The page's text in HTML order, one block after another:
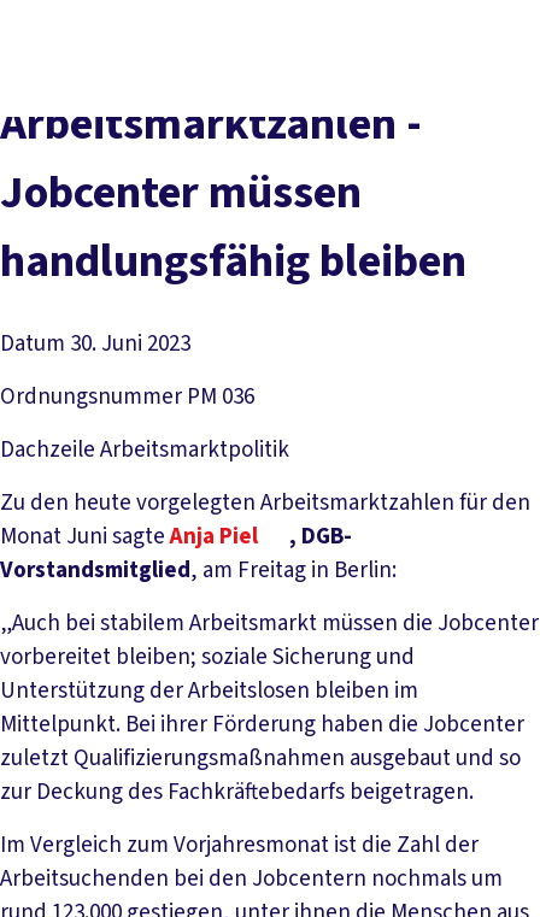
Service
Mitmachen
Arbeitsmarktzahlen -
Jobcenter müssen
handlungsfähig bleiben
Datum 30. Juni 2023
Ordnungsnummer PM 036
DachzeileArbeitsmarktpolitik
Zu den heute vorgelegten Arbeitsmarktzahlen für den
Monat Juni sagteAnja Piel
, DGB-
Vorstandsmitglied, am Freitag in Berlin:
„Auch bei stabilem Arbeitsmarkt müssen die Jobcenter
vorbereitet bleiben; soziale Sicherung und
Unterstützung der Arbeitslosen bleiben im
Mittelpunkt. Bei ihrer Förderung haben die Jobcenter
zuletzt Qualifizierungsmaßnahmen ausgebaut und so
zur Deckung des Fachkräftebedarfs beigetragen.
Im Vergleich zum Vorjahresmonat ist die Zahl der
Arbeitsuchenden bei den Jobcentern nochmals um